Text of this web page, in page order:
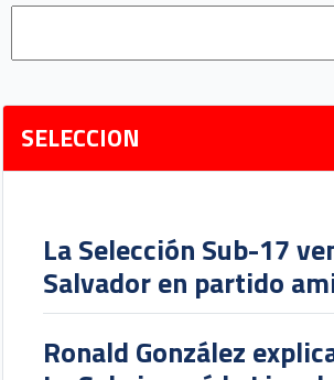
SELECCION
La Selección Sub-17
Salvador en partido
Ronald González